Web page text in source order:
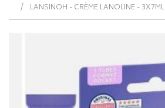
LANSINOH - CRÈME LANOLINE - 3X7ML